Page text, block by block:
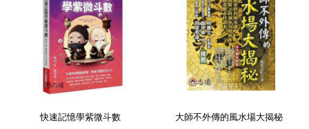
快速記憶學紫微斗數 大師不外傳的風水場大揭秘